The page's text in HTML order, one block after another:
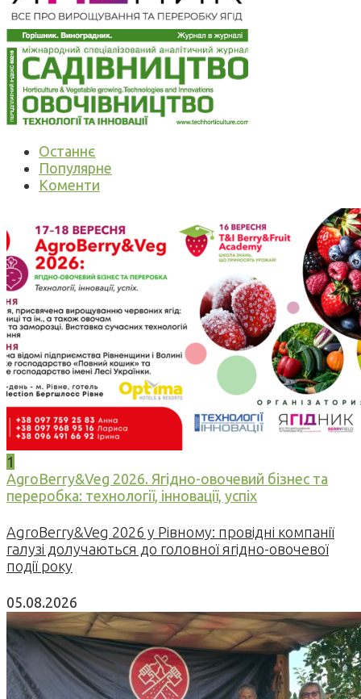
Останнє
Популярне
Коменти
1
AgroBerry&Veg 2026. Ягідно-овочевий бізнес та
переробка: технології, інновації, успіх
AgroBerry&Veg 2026 у Рівному: провідні компанії
галузі долучаються до головної ягідно-овочевої
події року
05.08.2026